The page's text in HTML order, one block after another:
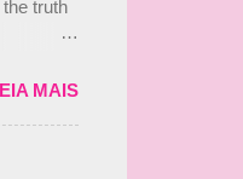
truth
you,MAIS